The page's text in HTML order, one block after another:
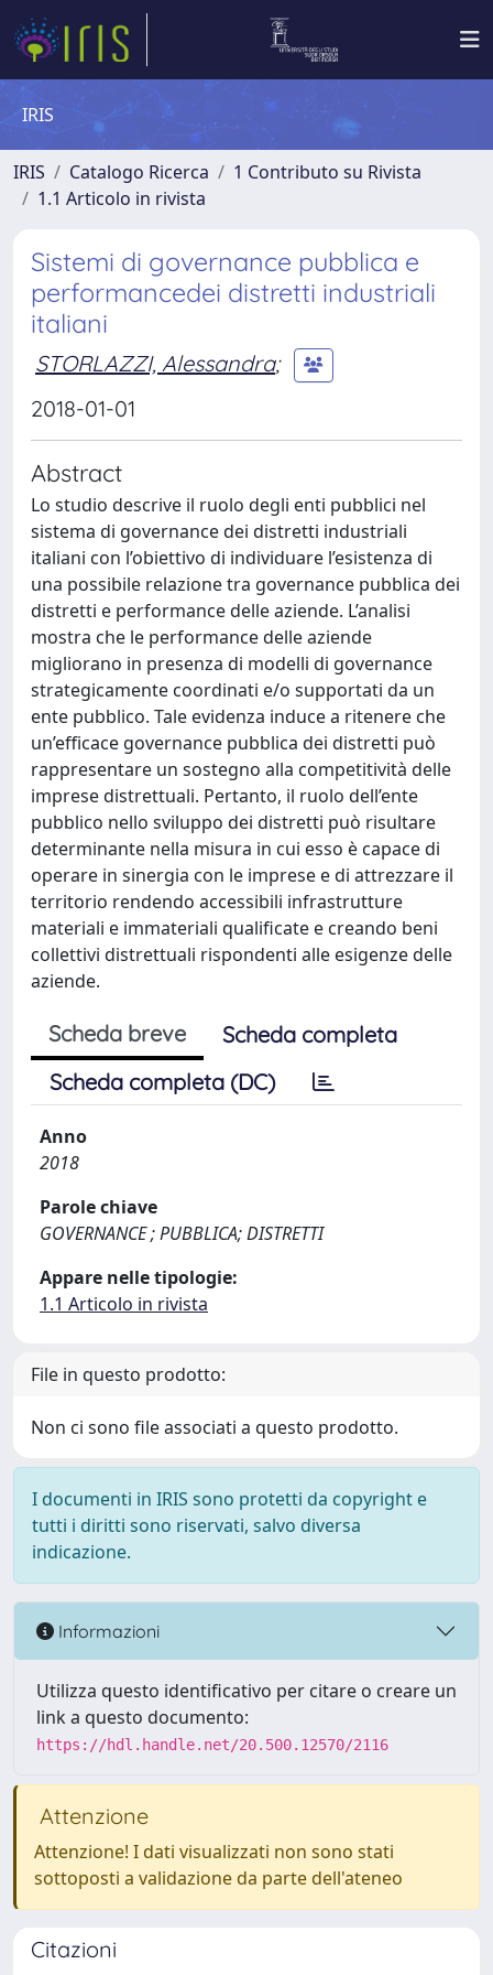
IRIS
IRIS Catalogo Ricerca
1 Contributo su Rivista
1.1 Articolo in rivista
Sistemi di governance pubblica e
performancedei distretti industriali
italiani
STORLAZZI, Alessandra;
2018-01-01
Abstract
Lo studio descrive il ruolo degli enti pubblici nel
sistema di governance dei distretti industriali
italiani con l’obiettivo di individuare l’esistenza di
una possibile relazione tra governance pubblica dei
distretti e performance delle aziende. L’analisi
mostra che le performance delle aziende
migliorano in presenza di modelli di governance
strategicamente coordinati e/o supportati da un
ente pubblico. Tale evidenza induce a ritenere che
un’efficace governance pubblica dei distretti può
rappresentare un sostegno alla competitività delle
imprese distrettuali. Pertanto, il ruolo dell’ente
pubblico nello sviluppo dei distretti può risultare
determinante nella misura in cui esso è capace di
operare in sinergia con le imprese e di attrezzare il
territorio rendendo accessibili infrastrutture
materiali e immateriali qualificate e creando beni
collettivi distrettuali rispondenti alle esigenze delle
aziende.
Scheda breve
Scheda completa
Scheda completa (DC)
Anno
2018
Parole chiave
GOVERNANCE ; PUBBLICA; DISTRETTI
Appare nelle tipologie:
1.1 Articolo in rivista
File in questo prodotto:
Non ci sono file associati a questo prodotto.
I documenti in IRIS sono protetti da copyright e
tutti i diritti sono riservati, salvo diversa
indicazione.
Informazioni
Utilizza questo identificativo per citare o creare un
link a questo documento:
https://hdl.handle.net/20.500.12570/2116
Attenzione
Attenzione! I dati visualizzati non sono stati
sottoposti a validazione da parte dell'ateneo
Citazioni